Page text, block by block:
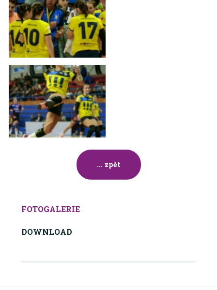
... zpět
FOTOGALERIE
DOWNLOAD